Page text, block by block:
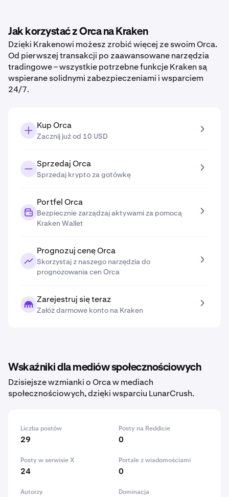
Jak korzystać z Orca na Kraken
Dzięki Krakenowi możesz zrobić więcej ze swoim Orca.
Od pierwszej transakcji po zaawansowane narzędzia
tradingowe – wszystkie potrzebne funkcje Kraken są
wspierane solidnymi zabezpieczeniami i wsparciem
24/7.
Kup Orca
Zacznij już od 10 USD
Sprzedaj Orca
Sprzedaj krypto za gotówkę
Portfel Orca
Bezpiecznie zarządzaj aktywami za pomocą
Kraken Wallet
Prognozuj cenę Orca
Skorzystaj z naszego narzędzia do
prognozowania cen Orca
Zarejestruj się teraz
Załóż darmowe konto na Kraken
Wskaźniki dla mediów społecznościowych
Dzisiejsze wzmianki o Orca w mediach
społecznościowych, dzięki wsparciu LunarCrush.
Liczba postów
29
Posty na Reddicie
0
Posty w serwisie X
24
Portale z wiadomościami
0
Autorzy Dominacja